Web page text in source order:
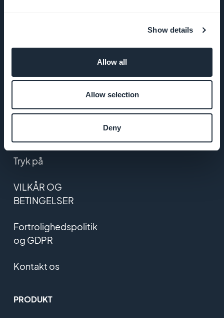
Show details
Allow all
Allow selection
Deny
GoodBarber DNA
Startup Studio
Tryk på
VILKÅR OG
BETINGELSER
Fortrolighedspolitik
og GDPR
Kontakt os
PRODUKT